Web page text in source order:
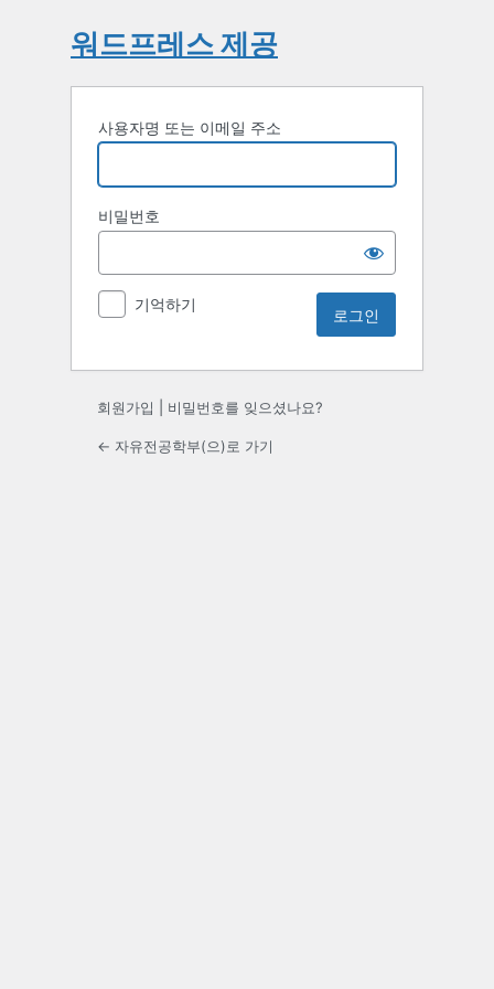
워드프레스 제공
사용자명 또는 이메일 주소
비밀번호
기억하기
회원가입 비밀번호를 잊으셨나요?
← 자유전공학부(으)로 가기